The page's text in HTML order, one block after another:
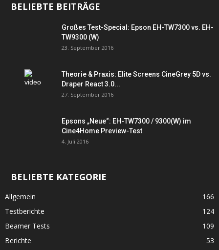
BELIEBTE BEITRÄGE
Großes Test-Special: Epson EH-TW7300 vs. EH-
TW9300 (W)
23. September 2016
Theorie & Praxis: Elite Screens CineGrey 5D vs.
Draper React 3.0...
27. September 2016
Epsons „Neue“: EH-TW7300 / 9300(W) im
Cine4Home Preview-Test
4. Juli 2016
BELIEBTE KATEGORIE
Allgemein
166
Testberichte
124
Beamer Tests
109
Berichte
53